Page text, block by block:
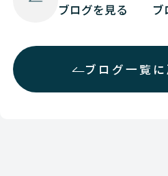
ブログを見る
ブログ一覧に
ブ